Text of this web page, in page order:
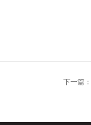
下一篇：